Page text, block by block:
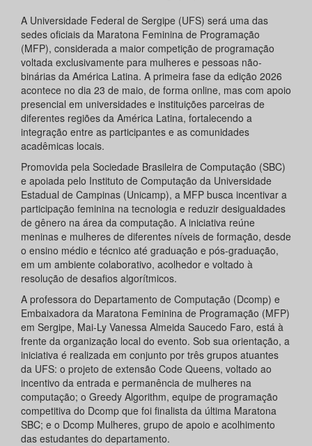
A Universidade Federal de Sergipe (UFS) será uma das
sedes oficiais da Maratona Feminina de Programação
(MFP), considerada a maior competição de programação
voltada exclusivamente para mulheres e pessoas não-
binárias da América Latina. A primeira fase da edição 2026
acontece no dia 23 de maio, de forma online, mas com apoio
presencial em universidades e instituições parceiras de
diferentes regiões da América Latina, fortalecendo a
integração entre as participantes e as comunidades
acadêmicas locais.
Promovida pela Sociedade Brasileira de Computação (SBC)
e apoiada pelo Instituto de Computação da Universidade
Estadual de Campinas (Unicamp), a MFP busca incentivar a
participação feminina na tecnologia e reduzir desigualdades
de gênero na área da computação. A iniciativa reúne
meninas e mulheres de diferentes níveis de formação, desde
o ensino médio e técnico até graduação e pós-graduação,
em um ambiente colaborativo, acolhedor e voltado à
resolução de desafios algorítmicos.
A professora do Departamento de Computação (Dcomp) e
Embaixadora da Maratona Feminina de Programação (MFP)
em Sergipe, Mai-Ly Vanessa Almeida Saucedo Faro, está à
frente da organização local do evento. Sob sua orientação, a
iniciativa é realizada em conjunto por três grupos atuantes
da UFS: o projeto de extensão Code Queens, voltado ao
incentivo da entrada e permanência de mulheres na
computação; o Greedy Algorithm, equipe de programação
competitiva do Dcomp que foi finalista da última Maratona
SBC; e o Dcomp Mulheres, grupo de apoio e acolhimento
das estudantes do departamento.